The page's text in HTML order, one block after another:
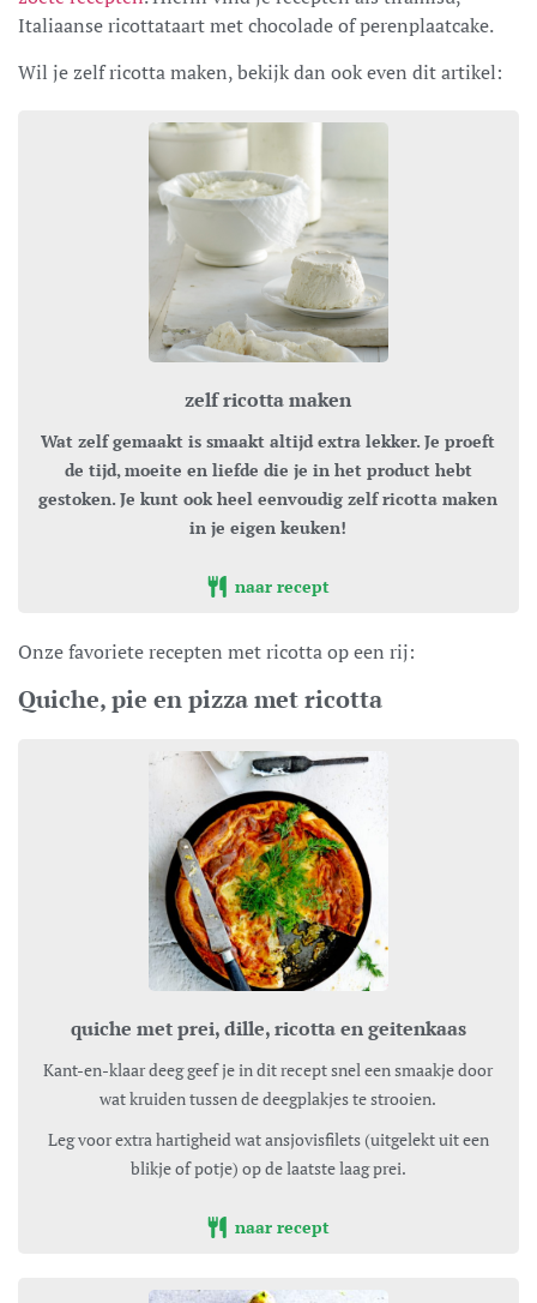
Italiaanse ricottataart met chocolade of perenplaatcake.
Wil je zelf ricotta maken, bekijk dan ook even dit artikel:
zelf ricotta maken
Wat zelf gemaakt is smaakt altijd extra lekker. Je proeft
de tijd, moeite en liefde die je in het product hebt
gestoken. Je kunt ook heel eenvoudig zelf ricotta maken
in je eigen keuken!
naar recept
Onze favoriete recepten met ricotta op een rij:
Quiche, pie en pizza met ricotta
quiche met prei, dille, ricotta en geitenkaas
Kant-en-klaar deeg geef je in dit recept snel een smaakje door
wat kruiden tussen de deegplakjes te strooien.
Leg voor extra hartigheid wat ansjovisfilets (uitgelekt uit een
blikje of potje) op de laatste laag prei.
naar recept